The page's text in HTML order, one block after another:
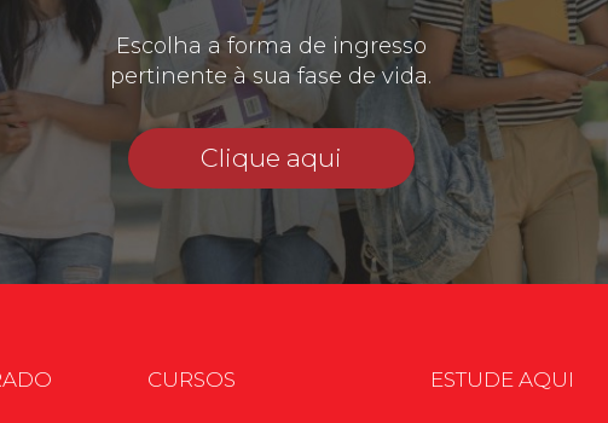
Escolha a forma de ingresso
pertinente à sua fase de vida.
Clique aqui
CURSOS ESTUDE AQUI